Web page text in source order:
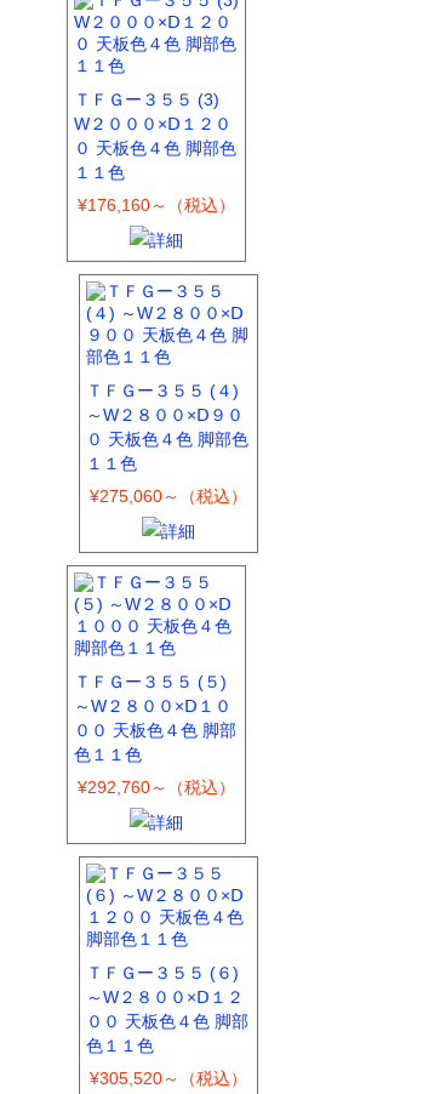
ＴＦＧー３５５ (3)
W２０００×Ⅾ１２０
０ 天板色４色 脚部色
１１色
¥176,160～（税込）
ＴＦＧー３５５ (４)
～W２８００×Ⅾ９０
０ 天板色４色 脚部色
１１色
¥275,060～（税込）
ＴＦＧー３５５ (５)
～W２８００×Ⅾ１０
００ 天板色４色 脚部
色１１色
¥292,760～（税込）
ＴＦＧー３５５ (６)
～W２８００×Ⅾ１２
００ 天板色４色 脚部
色１１色
¥305,520～（税込）